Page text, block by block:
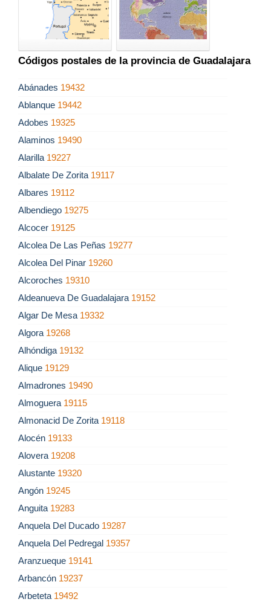
Códigos postales de la provincia de Guadalajara
Abánades 19432
Ablanque 19442
Adobes 19325
Alaminos 19490
Alarilla 19227
Albalate De Zorita 19117
Albares 19112
Albendiego 19275
Alcocer 19125
Alcolea De Las Peñas 19277
Alcolea Del Pinar 19260
Alcoroches 19310
Aldeanueva De Guadalajara 19152
Algar De Mesa 19332
Algora 19268
Alhóndiga 19132
Alique 19129
Almadrones 19490
Almoguera 19115
Almonacid De Zorita 19118
Alocén 19133
Alovera 19208
Alustante 19320
Angón 19245
Anguita 19283
Anquela Del Ducado 19287
Anquela Del Pedregal 19357
Aranzueque 19141
Arbancón 19237
Arbeteta 19492